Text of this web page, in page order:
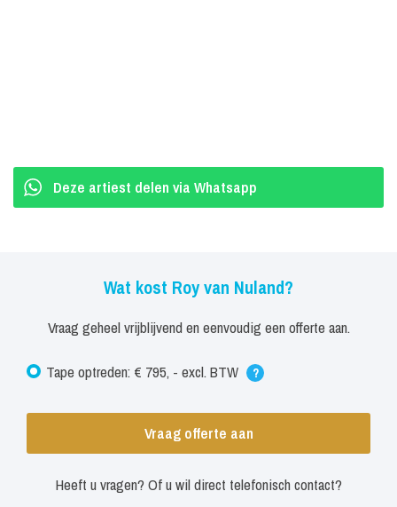
Deze artiest delen via Whatsapp
Wat kost Roy van Nuland?
Vraag geheel vrijblijvend en eenvoudig een offerte aan.
Tape optreden: € 795, - excl. BTW ?
Vraag offerte aan
Heeft u vragen? Of u wil direct telefonisch contact?